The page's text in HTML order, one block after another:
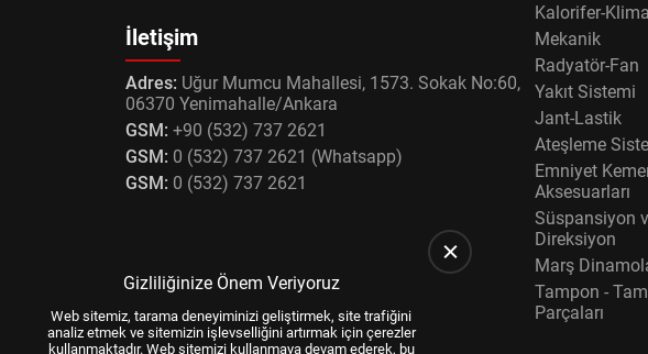
İletişim
Adres: Uğur Mumcu Mahallesi, 1573. Sokak No:60,
06370 Yenimahalle/Ankara
GSM: +90 (532) 737 2621
GSM: 0 (532) 737 2621 (Whatsapp)
GSM: 0 (532) 737 2621
Kalorifer-Klima
Mekanik
Radyatör-Fan
Yakıt Sistemi
Jant-Lastik
Ateşleme
Emniyet
Aksesuarları
Süspansiyon
Direksiyon
Marş
Tampon -
Parçaları
Gizliliğinize Önem Veriyoruz
Web sitemiz, tarama deneyiminizi geliştirmek, site trafiğini
analiz etmek ve sitemizin işlevselliğini artırmak için çerezler
kullanmaktadır. Web sitemizi kullanmaya devam ederek, bu